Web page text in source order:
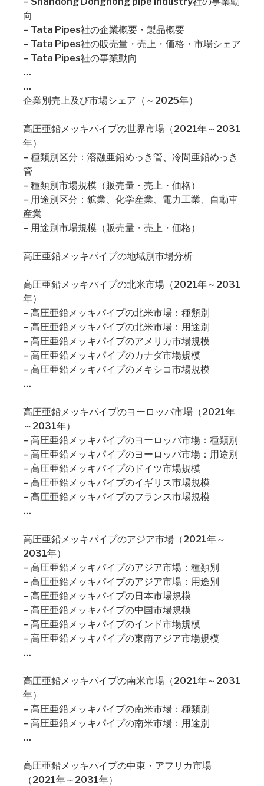
向
– Tata Pipes社の企業概要・製品概要
– Tata Pipes社の販売量・売上・価格・市場シェア
– Tata Pipes社の事業動向
…
…
企業別売上及び市場シェア（～2025年）
高圧亜鉛メッキパイプの世界市場（2021年～2031
年）
– 種類別区分：溶融亜鉛めっき管、冷間亜鉛めっき
管
– 種類別市場規模（販売量・売上・価格）
– 用途別区分：鉱業、化学産業、電力工業、自動車
産業
– 用途別市場規模（販売量・売上・価格）
高圧亜鉛メッキパイプの地域別市場分析
高圧亜鉛メッキパイプの北米市場（2021年～2031
年）
– 高圧亜鉛メッキパイプの北米市場：種類別
– 高圧亜鉛メッキパイプの北米市場：用途別
– 高圧亜鉛メッキパイプのアメリカ市場規模
– 高圧亜鉛メッキパイプのカナダ市場規模
– 高圧亜鉛メッキパイプのメキシコ市場規模
…
高圧亜鉛メッキパイプのヨーロッパ市場（2021年
～2031年）
– 高圧亜鉛メッキパイプのヨーロッパ市場：種類別
– 高圧亜鉛メッキパイプのヨーロッパ市場：用途別
– 高圧亜鉛メッキパイプのドイツ市場規模
– 高圧亜鉛メッキパイプのイギリス市場規模
– 高圧亜鉛メッキパイプのフランス市場規模
…
高圧亜鉛メッキパイプのアジア市場（2021年～
2031年）
– 高圧亜鉛メッキパイプのアジア市場：種類別
– 高圧亜鉛メッキパイプのアジア市場：用途別
– 高圧亜鉛メッキパイプの日本市場規模
– 高圧亜鉛メッキパイプの中国市場規模
– 高圧亜鉛メッキパイプのインド市場規模
– 高圧亜鉛メッキパイプの東南アジア市場規模
…
高圧亜鉛メッキパイプの南米市場（2021年～2031
年）
– 高圧亜鉛メッキパイプの南米市場：種類別
– 高圧亜鉛メッキパイプの南米市場：用途別
…
高圧亜鉛メッキパイプの中東・アフリカ市場
（2021年～2031年）